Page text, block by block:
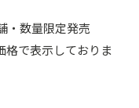
・数量限定発売
で表示しておりま